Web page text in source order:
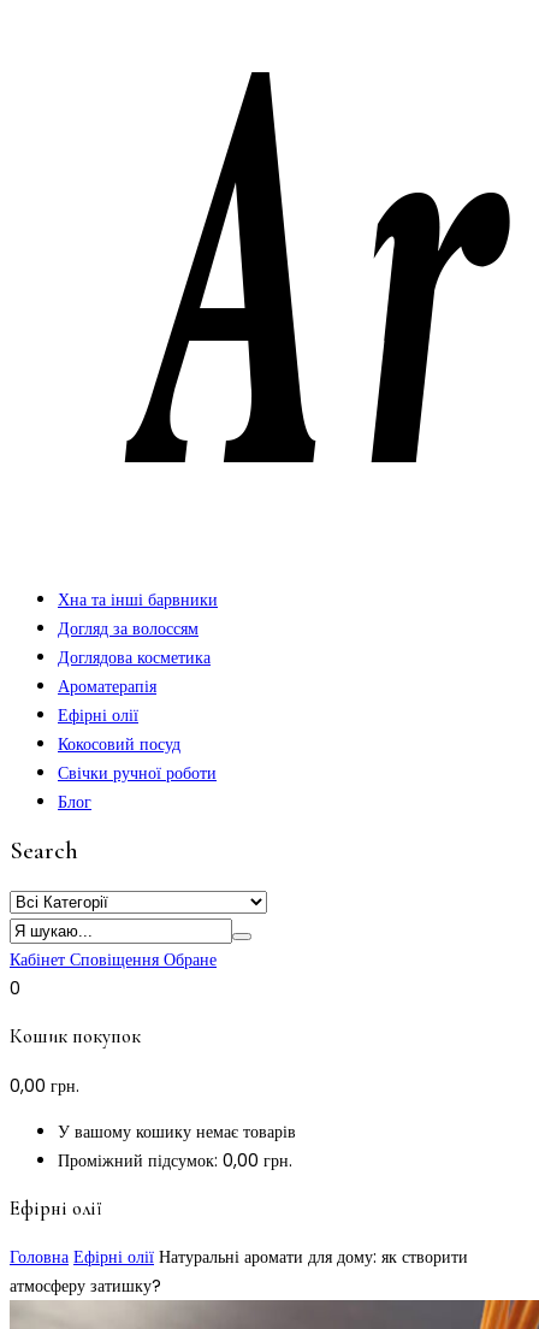
Хна та інші барвники
Догляд за волоссям
Доглядова косметика
Ароматерапія
Ефірні олії
Кокосовий посуд
Свічки ручної роботи
Блог
Search
Кабінет Сповіщення Обране
0
Кошик покупок
0,00 грн.
У вашому кошику немає товарів
Проміжний підсумок: 0,00 грн.
Ефірні олії
Головна Ефірні олії Натуральні аромати для дому: як створити
атмосферу затишку?